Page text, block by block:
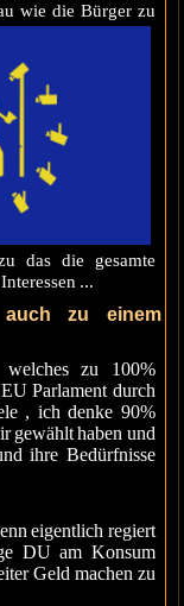
wie die Bürger zu
das die gesamte
...
auch zu einem
welches zu 100%
Parlament durch
, ich denke 90%
gewählt haben und
ihre Bedürfnisse
eigentlich regiert
DU am Konsum
Geld machen zu